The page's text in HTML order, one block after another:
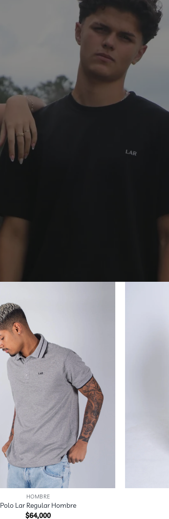
HOMBRE
Polo Lar Regular Hombre
$64,000